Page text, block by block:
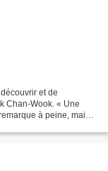
et de
Chan-Wook. « Une
à peine, mais